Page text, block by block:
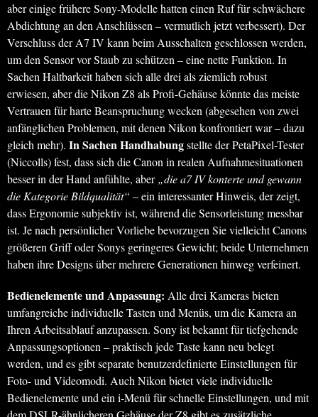
aber einige frühere Sony-Modelle hatten einen Ruf für schwächere
Abdichtung an den Anschlüssen – vermutlich jetzt verbessert). Der
Verschluss der A7 IV kann beim Ausschalten geschlossen werden,
um den Sensor vor Staub zu schützen – eine nette Funktion. In
Sachen Haltbarkeit haben sich alle drei als ziemlich robust
erwiesen, aber die Nikon Z8 als Profi-Gehäuse könnte das meiste
Vertrauen für harte Beanspruchung wecken (abgesehen von zwei
anfänglichen Problemen, mit denen Nikon konfrontiert war – dazu
gleich mehr). In Sachen Handhabungstellte der PetaPixel-Tester
(Niccolls) fest, dass sich die Canon in realen Aufnahmesituationen
besser in der Hand anfühlte, aber„die a7 IV konterte und gewann
die Kategorie Bildqualität“ – ein interessanter Hinweis, der zeigt,
dass Ergonomie subjektiv ist, während die Sensorleistung messbar
ist. Je nach persönlicher Vorliebe bevorzugen Sie vielleicht Canons
größeren Griff oder Sonys geringeres Gewicht; beide Unternehmen
haben ihre Designs über mehrere Generationen hinweg verfeinert.
Bedienelemente und Anpassung: Alle drei Kameras bieten
umfangreiche individuelle Tasten und Menüs, um die Kamera an
Ihren Arbeitsablauf anzupassen. Sony ist bekannt für tiefgehende
Anpassungsoptionen – praktisch jede Taste kann neu belegt
werden, und es gibt separate benutzerdefinierte Einstellungen für
Foto- und Videomodi. Auch Nikon bietet viele individuelle
Bedienelemente und ein i-Menü für schnelle Einstellungen, und mit